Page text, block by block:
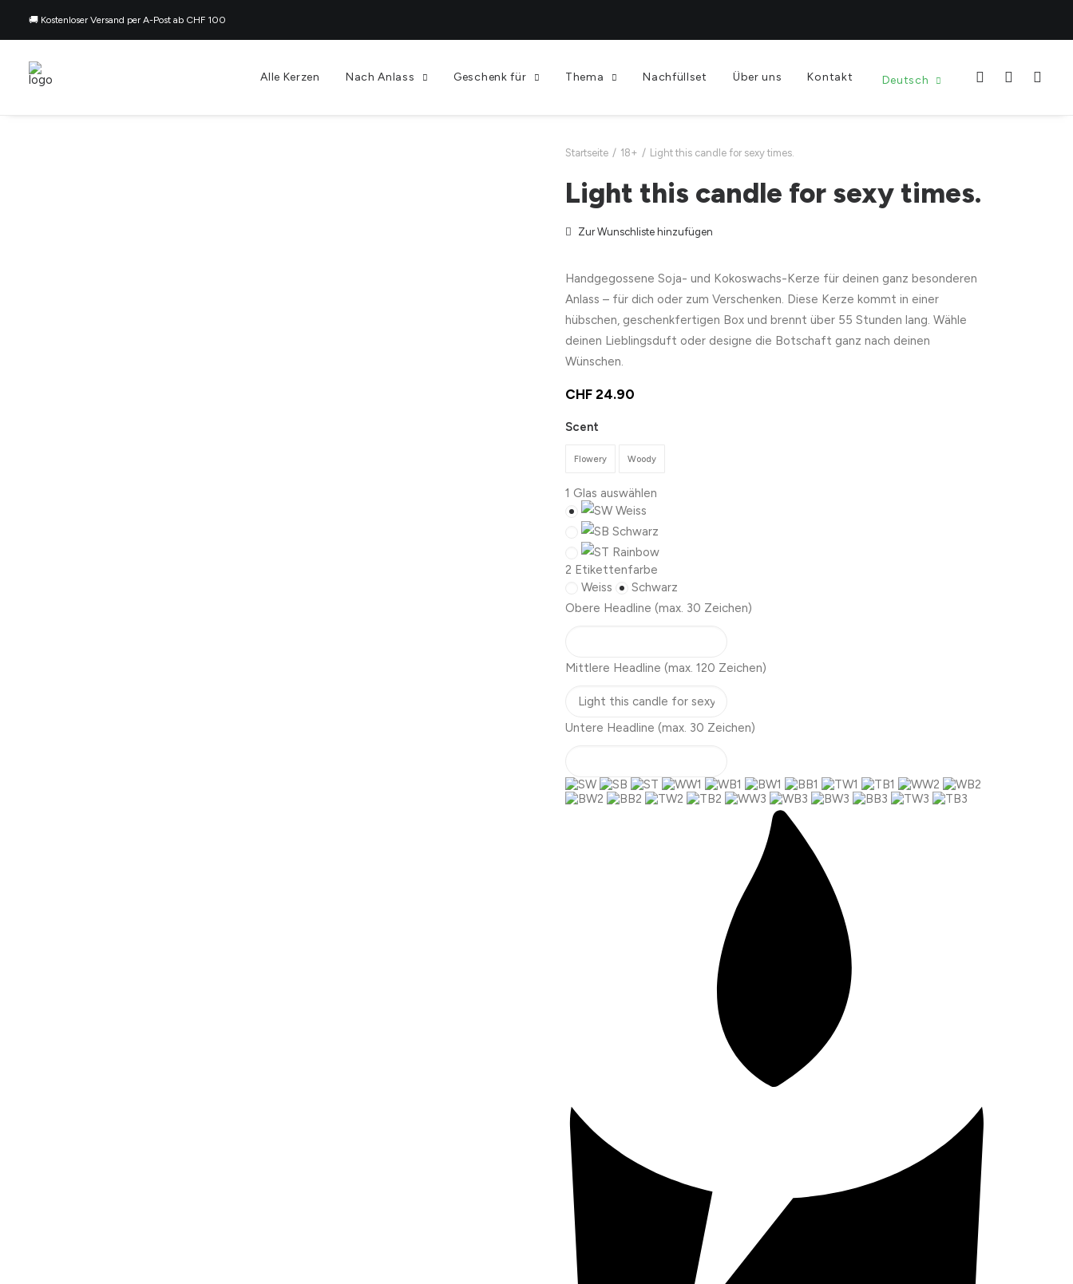
🚚 Kostenloser Versand per A-Post ab CHF 100
Alle Kerzen Nach Anlass Geschenk für Thema Nachfüllset Über uns Kontakt Deutsch
Startseite 18+ Light this candle for sexy times.
Light this candle for sexy times.
Zur Wunschliste hinzufügen
Handgegossene Soja- und Kokoswachs-Kerze für deinen ganz besonderen
Anlass – für dich oder zum Verschenken. Diese Kerze kommt in einer
hübschen, geschenkfertigen Box und brennt über 55 Stunden lang. Wähle
deinen Lieblingsduft oder designe die Botschaft ganz nach deinen
Wünschen.
CHF 24.90
Scent
Flowery Woody
1 Glas auswählen
Weiss
Schwarz
Rainbow
2 Etikettenfarbe
Weiss
Schwarz
Obere Headline (max. 30 Zeichen)
Mittlere Headline (max. 120 Zeichen)
Untere Headline (max. 30 Zeichen)